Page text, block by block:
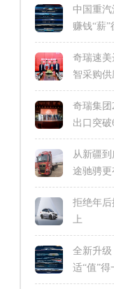
中国重
赚钱“薪”
奇瑞速
智采购
奇瑞集团
出口突
从新疆
途驰骋
拒绝年
上
全新升
适“值”得